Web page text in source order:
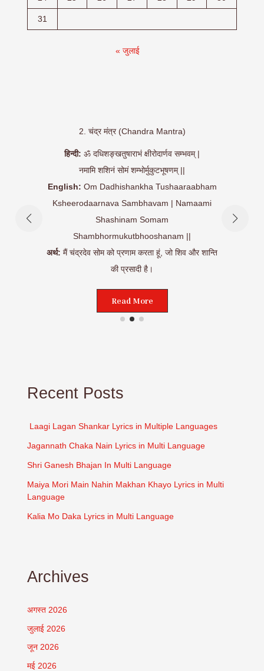
31
« जुलाई
2. चंद्र मंत्र (Chandra Mantra)
हिन्दी: ॐ दधिशङ्खतुषाराभं क्षीरोदार्णव सम्भवम् |
नमामि शशिनं सोमं शम्भोर्मुकुटभूषणम् ||
English: Om Dadhishankha Tushaaraabham
Ksheerodaarnava Sambhavam | Namaami
Shashinam Somam
Shambhormukutbhooshanam ||
अर्थ: मैं चंद्रदेव सोम को प्रणाम करता हूं, जो शिव और शान्ति
की प्रसादी है।
Read More
Recent Posts
Laagi Lagan Shankar Lyrics in Multiple Languages
Jagannath Chaka Nain Lyrics in Multi Language
Shri Ganesh Bhajan In Multi Language
Maiya Mori Main Nahin Makhan Khayo Lyrics in Multi
Language
Kalia Mo Daka Lyrics in Multi Language
Archives
अगस्त 2026
जुलाई 2026
जून 2026
मई 2026